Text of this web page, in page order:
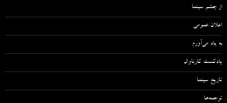
از چشم سینما
اعلان عمومی
به یاد می‌آورم
پادکست کارناوال
تاریخ سینما
ترجمه‌ها